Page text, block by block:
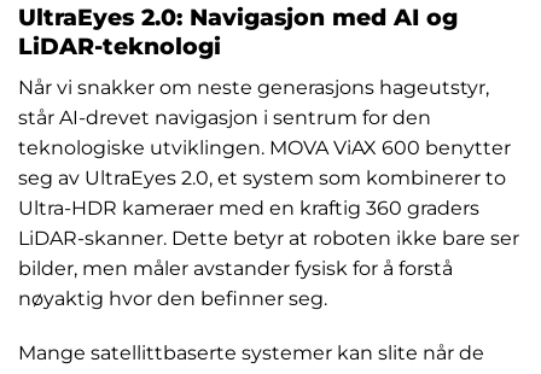
UltraEyes 2.0: Navigasjon med AI og
LiDAR-teknologi
Når vi snakker om neste generasjons hageutstyr,
står AI-drevet navigasjon i sentrum for den
teknologiske utviklingen. MOVA ViAX 600 benytter
seg av UltraEyes 2.0, et system som kombinerer to
Ultra-HDR kameraer med en kraftig 360 graders
LiDAR-skanner. Dette betyr at roboten ikke bare ser
bilder, men måler avstander fysisk for å forstå
nøyaktig hvor den befinner seg.
Mange satellittbaserte systemer kan slite når de